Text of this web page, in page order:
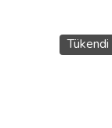
Tükendi